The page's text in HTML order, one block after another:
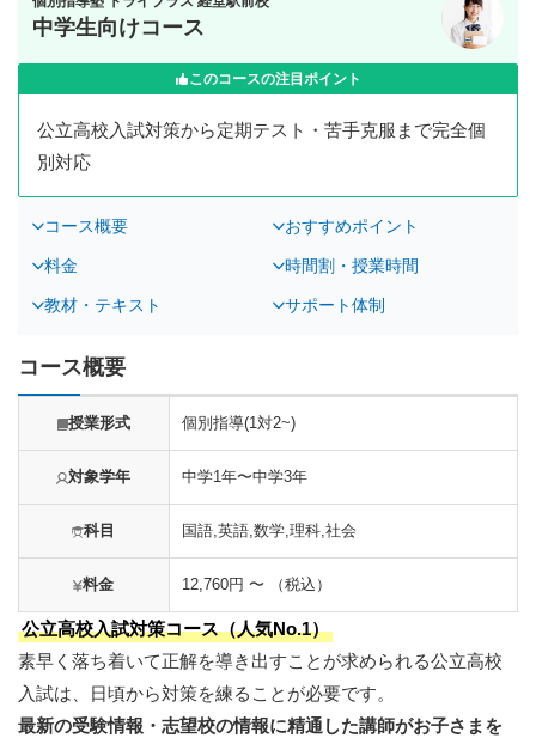
中学生向けコース
このコースの注目ポイント
公立高校入試対策から定期テスト・苦手克服まで完全個
別対応
コース概要 おすすめポイント
料金 時間割・授業時間
教材・テキスト サポート体制
コース概要
授業形式 個別指導(1対2~)
対象学年 中学1年〜中学3年
科目 国語,英語,数学,理科,社会
料金 12,760円 〜 （税込）
公立高校入試対策コース（人気No.1）
素早く落ち着いて正解を導き出すことが求められる公立高校
入試は、日頃から対策を練ることが必要です。
最新の受験情報・志望校の情報に精通した講師がお子さまを